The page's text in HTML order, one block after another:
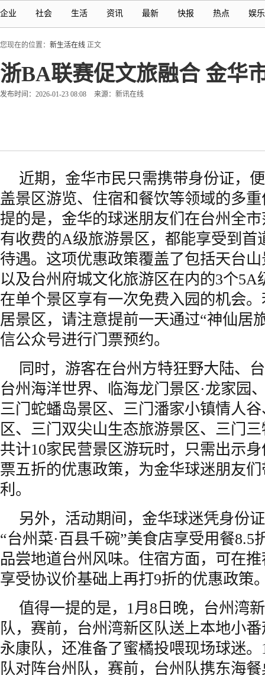
企业 社会 生活 资讯 最新 快报 热点 娱乐
您现在的位置： 新生活在线 正文
浙BA联赛促文旅融合 金华
发布时间：2026-01-23 08:08 来源：新讯在线
近期，金华市民只需携带身份证，
盖景区游览、住宿和餐饮等领域的多
提的是，金华的球迷朋友们在台州全
有收费的A级旅游景区，都能享受到首
待遇。这项优惠政策覆盖了包括天台
以及台州府城文化旅游区在内的3个5A
在单个景区享有一次免费入园的机会
居景区，请注意提前一天通过“神仙居
信公众号进行门票预约。
同时，游客在台州方特狂野大陆、
台州海洋世界、临海龙门景区·龙家园
三门蛇蟠岛景区、三门潘家小镇情人
区、三门双尖山生态旅游景区、三门
共计10家民营景区游玩时，只需出示
票五折的优惠政策，为金华球迷朋友
利。
另外，活动期间，金华球迷凭身份
“台州菜·百县千碗”美食店享受用餐8.5
品尝地道台州风味。住宿方面，可在
享受协议价基础上再打9折的优惠政策
值得一提的是，1月8日晚，台州湾
队，赛前，台州湾新区队送上本地小
永康队，还准备了蜜橘投喂现场球迷
队对阵台州队，赛前，台州队携东海